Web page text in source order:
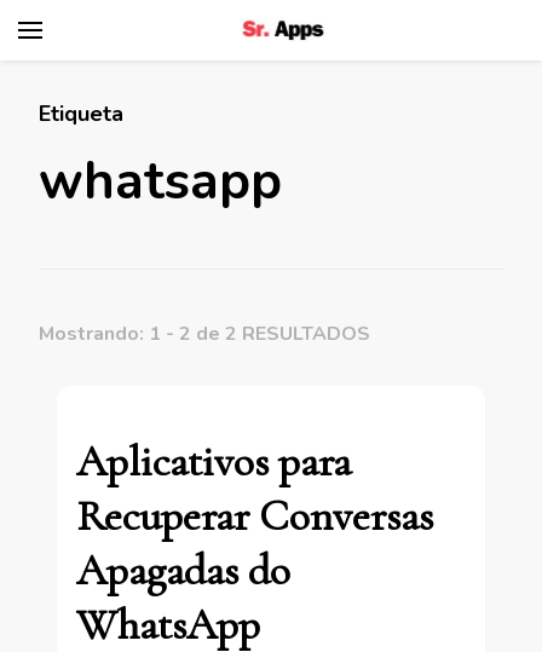
Etiqueta
whatsapp
Mostrando: 1 - 2 de 2 RESULTADOS
Aplicativos para
Recuperar Conversas
Apagadas do
WhatsApp